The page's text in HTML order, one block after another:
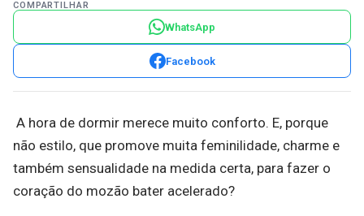
COMPARTILHAR
WhatsApp
Facebook
A hora de dormir merece muito conforto. E, porque
não estilo, que promove muita feminilidade, charme e
também sensualidade na medida certa, para fazer o
coração do mozão bater acelerado?